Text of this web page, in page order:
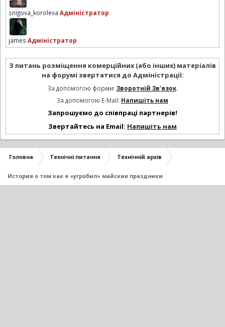
snigova_koroleva Адміністратор
james Адміністратор
З питань розміщення комерційних (або інших) матеріалів
на форумі звертатися до Адміністрації:
За допомогою форми: Зворотній Зв'язок.
За допомогою E-Mail: Напишіть нам
Запрошуємо до співпраці партнерів!
Звертайтесь на Email: Напишіть нам
Головна Технічні питання Технічній архів
История о том как я «угробил» майские праздники